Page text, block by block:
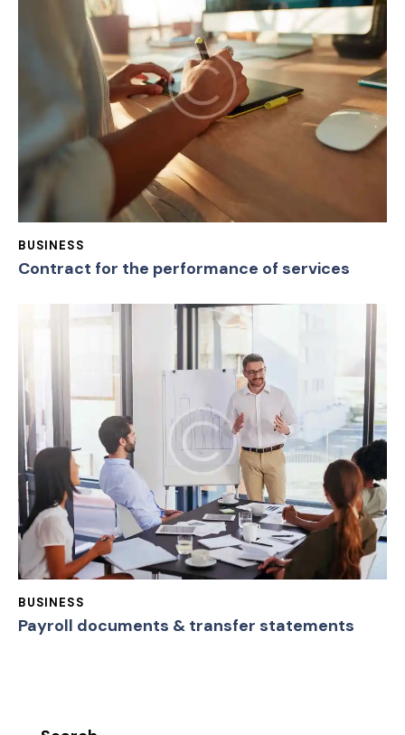
BUSINESS
Contract for the performance of services
BUSINESS
Payroll documents & transfer statements